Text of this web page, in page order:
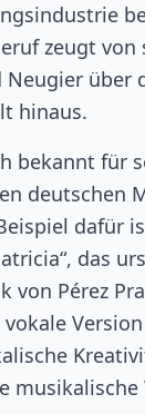
zeugt von
über
hinaus.
bekannt für
deutschen
dafür
das
von Pérez
musikalische